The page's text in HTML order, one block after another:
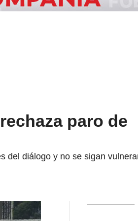
paro de
del diálogo y no se sigan